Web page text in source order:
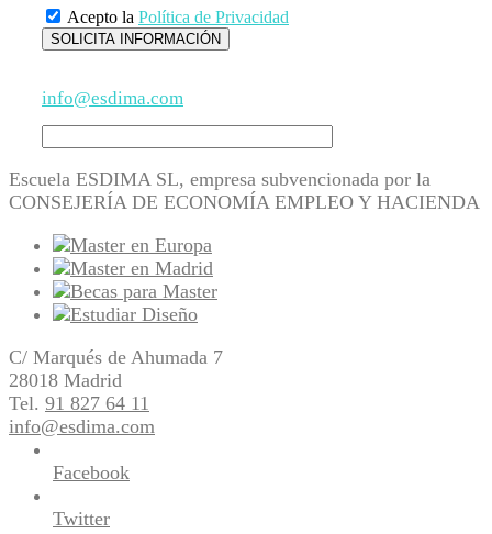
Acepto la Política de Privacidad
info@esdima.com
Escuela ESDIMA SL, empresa subvencionada por la
CONSEJERÍA DE ECONOMÍA EMPLEO Y HACIENDA
C/ Marqués de Ahumada 7
28018 Madrid
Tel. 91 827 64 11
info@esdima.com
Facebook
Twitter